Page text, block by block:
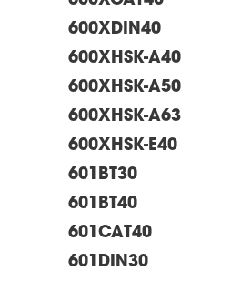
600XDIN40
600XHSK-A40
600XHSK-A50
600XHSK-A63
600XHSK-E40
601BT30
601BT40
601CAT40
601DIN30